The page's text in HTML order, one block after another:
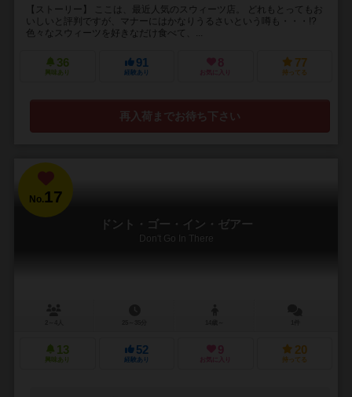
【ストーリー】 ここは、最近人気のスウィーツ店。 どれもとってもお
いしいと評判ですが、マナーにはかなりうるさいという噂も・・・!?
色々なスウィーツを好きなだけ食べて、...
36
興味あり
91
経験あり
8
お気に入り
77
持ってる
再入荷までお待ち下さい
No.17
ドント・ゴー・イン・ゼアー
Don't Go In There
13
興味あり
52
経験あり
9
お気に入り
20
持ってる